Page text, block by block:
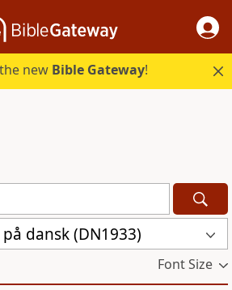
new Bible Gateway!
dansk (DN1933)
Font Size